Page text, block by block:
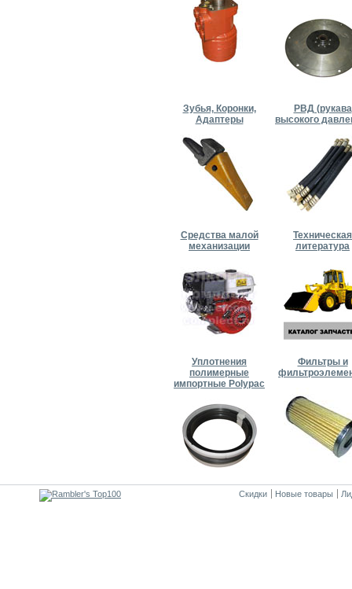
Зубья, Коронки,
Адаптеры
РВД (рукава
высокого
Средства малой
механизации
Техническая
литература
Уплотнения
полимерные
импортные Polypac
Фильтры и
Скидки Новые товары